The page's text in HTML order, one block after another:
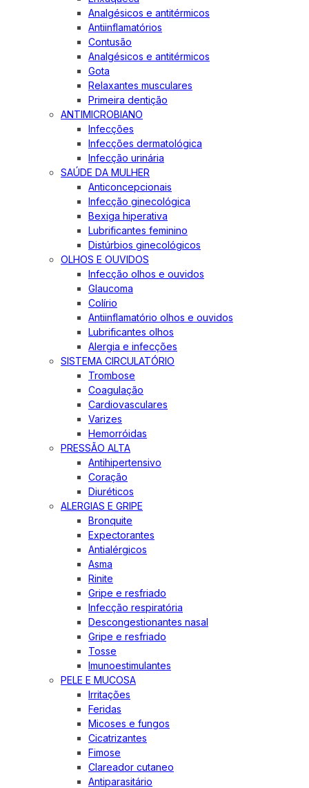
Analgésicos e antitérmicos
Antiinflamatórios
Contusão
Analgésicos e antitérmicos
Gota
Relaxantes musculares
Primeira dentição
ANTIMICROBIANO
Infecções
Infecções dermatológica
Infecção urinária
SAÚDE DA MULHER
Anticoncepcionais
Infecção ginecológica
Bexiga hiperativa
Lubrificantes feminino
Distúrbios ginecológicos
OLHOS E OUVIDOS
Infecção olhos e ouvidos
Glaucoma
Colírio
Antiinflamatório olhos e ouvidos
Lubrificantes olhos
Alergia e infecções
SISTEMA CIRCULATÓRIO
Trombose
Coagulação
Cardiovasculares
Varizes
Hemorróidas
PRESSÃO ALTA
Antihipertensivo
Coração
Diuréticos
ALERGIAS E GRIPE
Bronquite
Expectorantes
Antialérgicos
Asma
Rinite
Gripe e resfriado
Infecção respiratória
Descongestionantes nasal
Gripe e resfriado
Tosse
Imunoestimulantes
PELE E MUCOSA
Irritações
Feridas
Micoses e fungos
Cicatrizantes
Fimose
Clareador cutaneo
Antiparasitário